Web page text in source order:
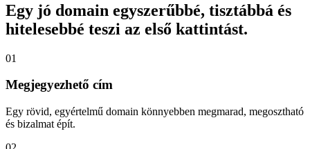
Egy jó domain egyszerűbbé, tisztábbá és
hitelesebbé teszi az első kattintást.
01
Megjegyezhető cím
Egy rövid, egyértelmű domain könnyebben megmarad, megosztható
és bizalmat épít.